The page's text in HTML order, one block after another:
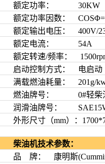
额定功率： 30KW
额定功率因数：
额定输出电压： 400V/
额定电流： 54A
额定转速/频率：
启动控制方式： 电启动
满载燃油耗量： 201g/
燃油牌号： 0#轻柴油
润滑油牌号：
外形尺寸（mm）：
柴油机技术参数：
品 牌： 康明斯